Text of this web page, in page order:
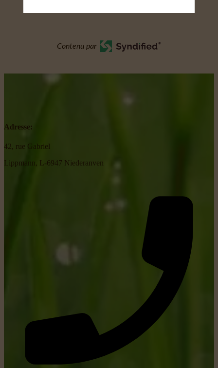
Contenu par
Adresse:
42, rue Gabriel
Lippmann, L-6947 Niederanven